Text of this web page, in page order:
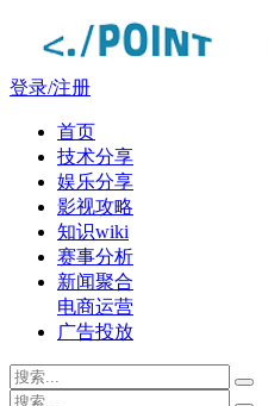
登录/注册
首页
技术分享
娱乐分享
影视攻略
知识wiki
赛事分析
新闻聚合
电商运营
广告投放